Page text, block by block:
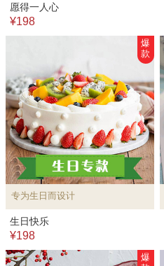
愿得一人心
¥198
专为生日而设计
爆
款
生日快乐
¥198
爆